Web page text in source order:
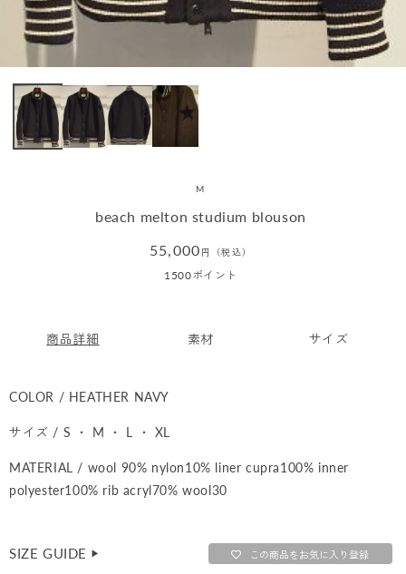
M
beach melton studium blouson
通
常
55,000 円（税込）
1500ポイント
商品詳細 素材 サイズ
COLOR / HEATHER NAVY
サイズ / S ・ M ・ L ・ XL
MATERIAL / wool 90% nylon10% liner cupra100% inner
polyester100% rib acryl70% wool30
SIZE GUIDE ▶︎ この商品をお気に入り登録